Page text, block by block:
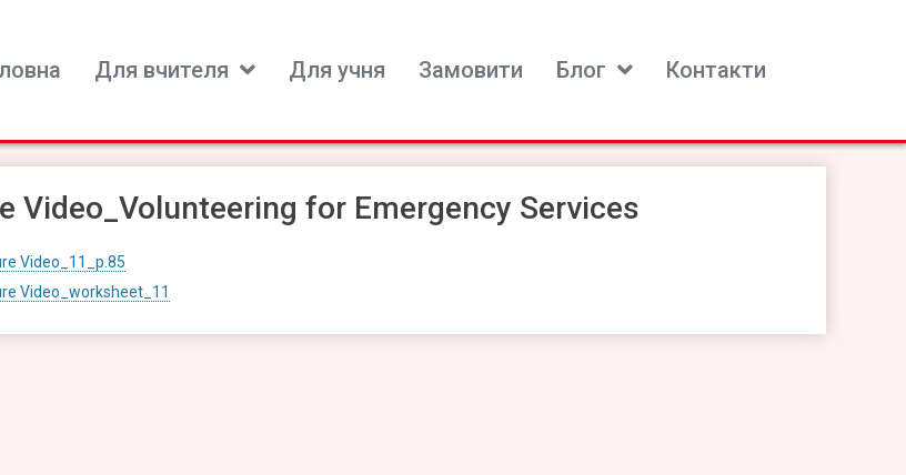
іноземних мов
Для вчителя Для учня Замовити Блог Контакти
Video_Volunteering for Emergency Services
Video_11_p.85
Video_worksheet_11